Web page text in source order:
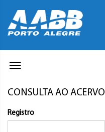
CONSULTA AO ACERVO
Registro